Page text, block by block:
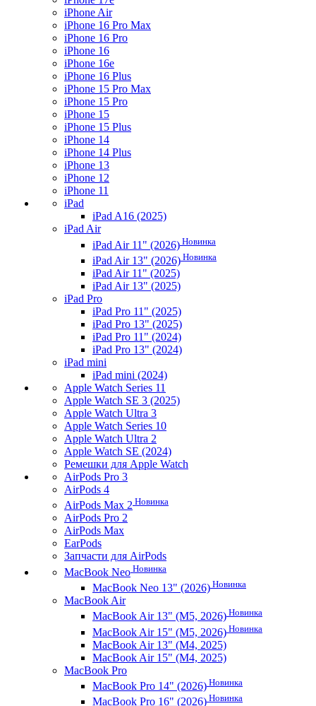
iPhone Air
iPhone 16 Pro Max
iPhone 16 Pro
iPhone 16
iPhone 16e
iPhone 16 Plus
iPhone 15 Pro Max
iPhone 15 Pro
iPhone 15
iPhone 15 Plus
iPhone 14
iPhone 14 Plus
iPhone 13
iPhone 12
iPhone 11
iPad
iPad A16 (2025)
iPad Air
iPad Air 11" (2026) Новинка
iPad Air 13" (2026) Новинка
iPad Air 11" (2025)
iPad Air 13" (2025)
iPad Pro
iPad Pro 11" (2025)
iPad Pro 13" (2025)
iPad Pro 11" (2024)
iPad Pro 13" (2024)
iPad mini
iPad mini (2024)
Apple Watch Series 11
Apple Watch SE 3 (2025)
Apple Watch Ultra 3
Apple Watch Series 10
Apple Watch Ultra 2
Apple Watch SE (2024)
Ремешки для Apple Watch
AirPods Pro 3
AirPods 4
AirPods Max 2 Новинка
AirPods Pro 2
AirPods Max
EarPods
Запчасти для AirPods
MacBook Neo Новинка
MacBook Neo 13" (2026) Новинка
MacBook Air
MacBook Air 13" (M5, 2026) Новинка
MacBook Air 15" (M5, 2026) Новинка
MacBook Air 13" (M4, 2025)
MacBook Air 15" (M4, 2025)
MacBook Pro
MacBook Pro 14" (2026) Новинка
MacBook Pro 16" (2026) Новинка